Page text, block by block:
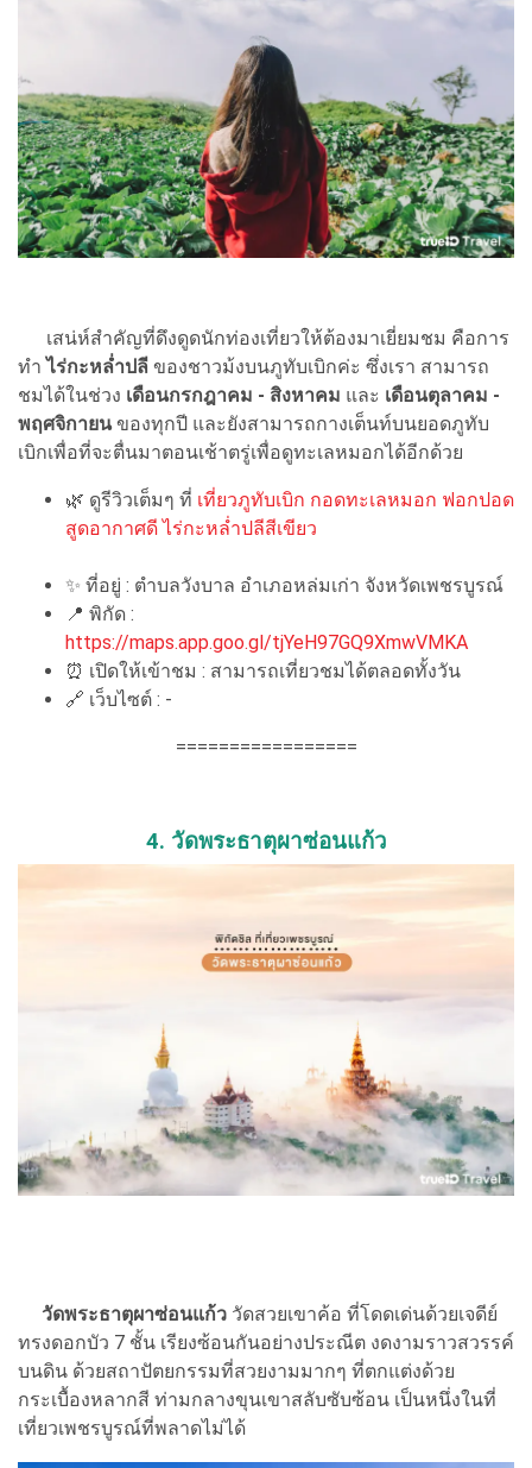
เสน่ห์สำคัญที่ดึงดูดนักท่องเที่ยวให้ต้องมาเยี่ยมชม คือการ
ทำไร่กะหล่ำปลี ของชาวม้งบนภูทับเบิกค่ะ ซึ่งเรา สามารถ
ชมได้ในช่วง เดือนกรกฎาคม - สิงหาคม และ เดือนตุลาคม -
พฤศจิกายนของทุกปี และยังสามารถกางเต็นท์บนยอดภูทับ
เบิกเพื่อที่จะตื่นมาตอนเช้าตรู่เพื่อดูทะเลหมอกได้อีกด้วย
🌿 ดูรีวิวเต็มๆ ที่ เที่ยวภูทับเบิก กอดทะเลหมอก ฟอกปอด
สูดอากาศดี ไร่กะหล่ำปลีสีเขียว
✨ ที่อยู่ : ตำบลวังบาล อำเภอหล่มเก่า จังหวัดเพชรบูรณ์
📍 พิกัด :
https://maps.app.goo.gl/tjYeH97GQ9XmwVMKA
⏰ เปิดให้เข้าชม : สามารถเที่ยวชมได้ตลอดทั้งวัน
🔗 เว็บไซต์ : -
=================
4. วัดพระธาตุผาซ่อนแก้ว
วัดพระธาตุผาซ่อนแก้ว วัดสวยเขาค้อ ที่โดดเด่นด้วยเจดีย์
ทรงดอกบัว 7 ชั้น เรียงซ้อนกันอย่างประณีต งดงามราวสวรรค์
บนดิน ด้วยสถาปัตยกรรมที่สวยงามมากๆ ที่ตกแต่งด้วย
กระเบื้องหลากสี ท่ามกลางขุนเขาสลับซับซ้อน เป็นหนึ่งในที่
เที่ยวเพชรบูรณ์ที่พลาดไม่ได้